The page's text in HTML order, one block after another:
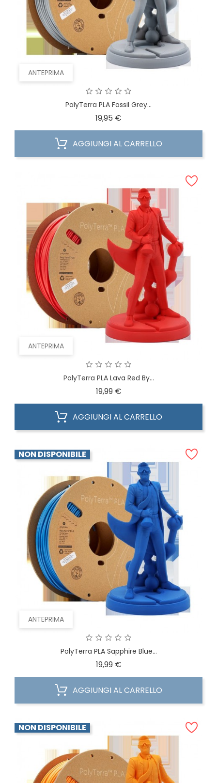
ANTEPRIMA
PolyTerra PLA Fossil Grey...
19,95 €
AGGIUNGI AL CARRELLO
ANTEPRIMA
PolyTerra PLA Lava Red By...
19,99 €Prezzo
AGGIUNGI AL CARRELLO
ANTEPRIMA
NON DISPONIBILE
PolyTerra PLA Sapphire Blue...
19,99 €Prezzo
AGGIUNGI AL CARRELLO
NON DISPONIBILE